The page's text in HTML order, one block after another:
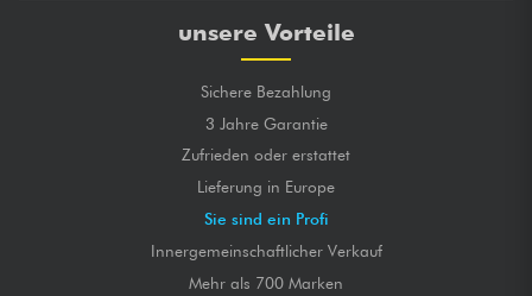
unsere Vorteile
Sichere Bezahlung
3 Jahre Garantie
Zufrieden oder erstattet
Lieferung in Europe
Sie sind ein Profi
Innergemeinschaftlicher Verkauf
Mehr als 700 Marken